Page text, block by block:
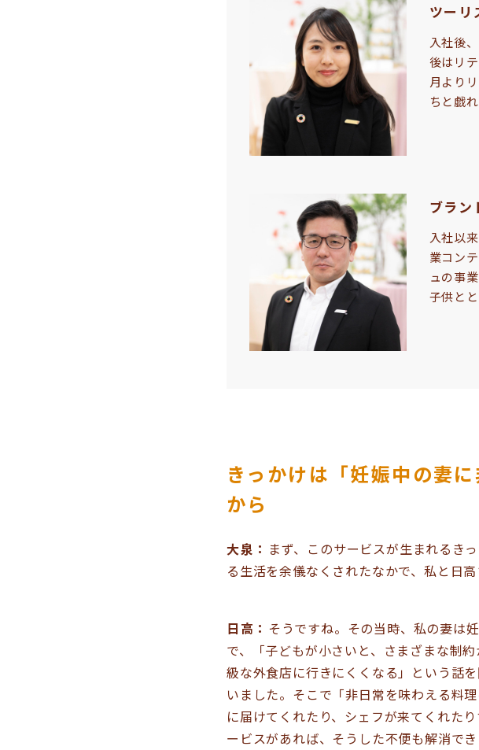
ツー
入社後
後はリ
月より
ちと戯
ブラ
入社以
業コン
ュの事
子供と
きっかけは「妊娠中の妻
から
大泉： まず、このサービスが生まれるき
る生活を余儀なくされたなかで、私と日
日高： そうですね。その当時、私の妻は
で、「子どもが小さいと、さまざまな制
級な外食店に行きにくくなる」という話
いました。そこで「非日常を味わえる料
に届けてくれたり、シェフが来てくれた
ービスがあれば、そうした不便も解消で